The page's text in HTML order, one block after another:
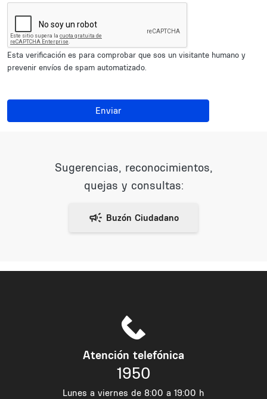
Esta verificación es para comprobar que sos un visitante humano y
prevenir envíos de spam automatizado.
Enviar
Sugerencias, reconocimientos,
quejas y consultas:
Atención telefónica
1950
Lunes a viernes de 8:00 a 19:00 h